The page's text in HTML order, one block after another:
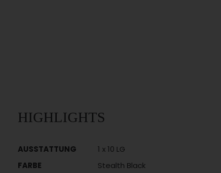
HIGHLIGHTS
AUSSTATTUNG
1 x 10 LG
FARBE
Stealth Black